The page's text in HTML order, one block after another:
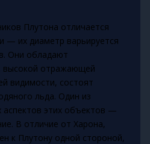
Плутона отличается
— их диаметр варьируется
Они обладают
высокой отражающей
видимости, состоят
льда. Один из
аспектов этих объектов —
В отличие от Харона,
к Плутону одной стороной,